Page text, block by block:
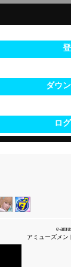
ダウ
ロ
e-
アミューズメン